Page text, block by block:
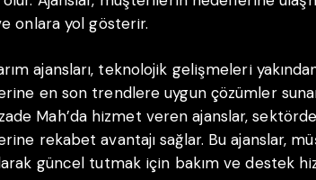
onlara yol gösterir.
ajansları, teknolojik gelişmeleri
en son trendlere uygun çözümler
Mah’da hizmet veren ajanslar,
rekabet avantajı sağlar. Bu ajanslar,
güncel tutmak için bakım ve destek